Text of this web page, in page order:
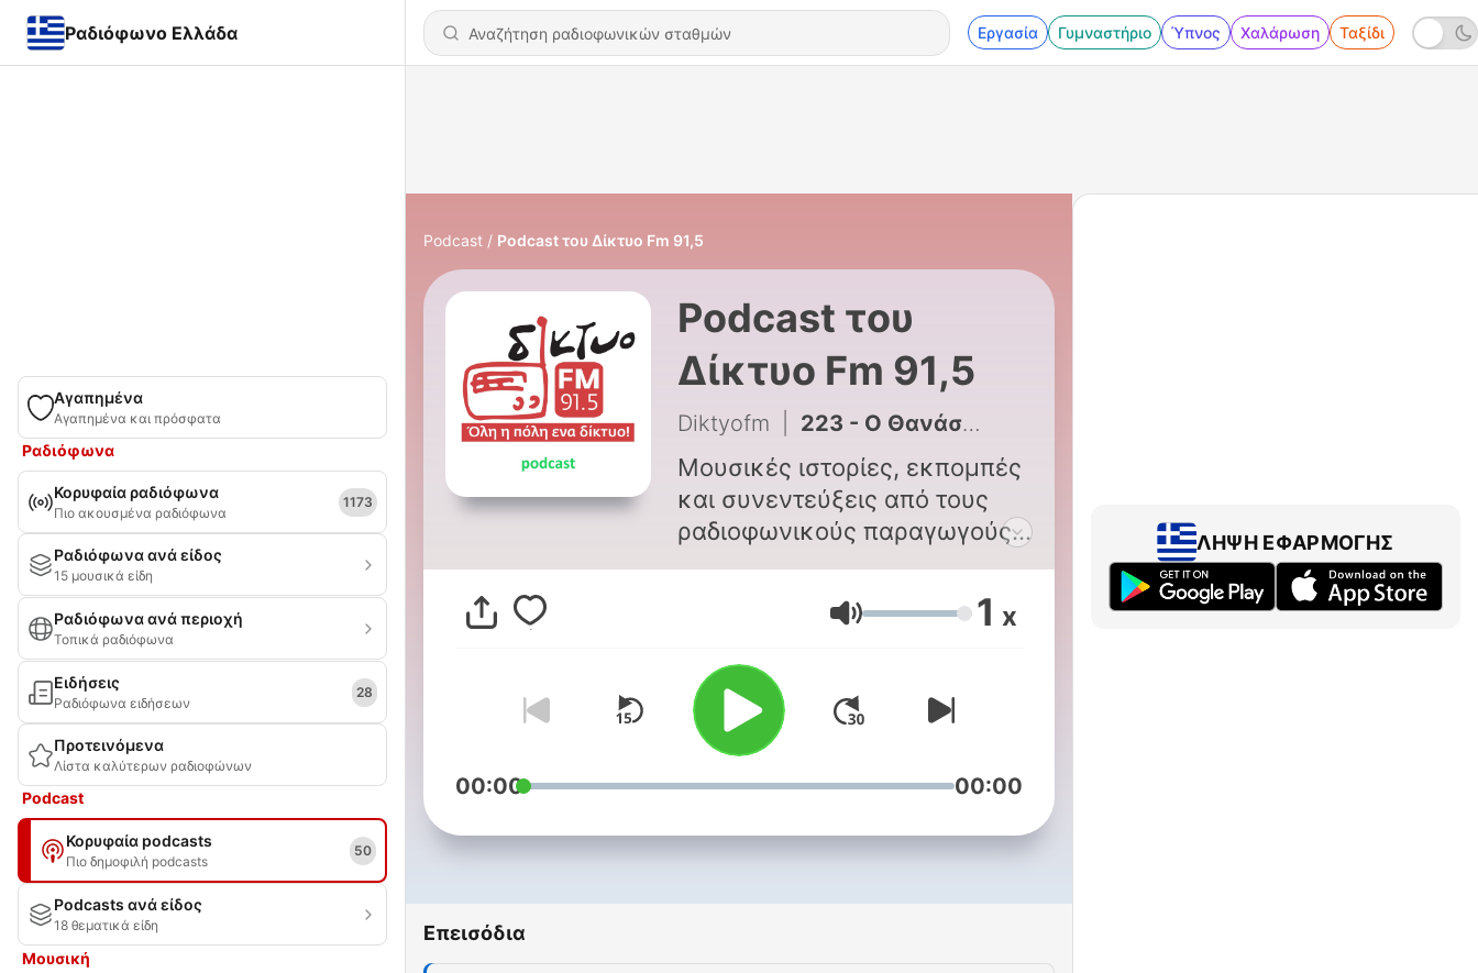
Ραδιόφωνο Ελλάδα Εργασία Γυμναστήριο Ύπνος Χαλάρωση Ταξίδι
Αγαπημένα
Αγαπημένα και πρόσφατα
Ραδιόφωνα
Κορυφαία ραδιόφωνα
Πιο ακουσμένα ραδιόφωνα
1173
Ραδιόφωνα ανά είδος
15 μουσικά είδη
Ραδιόφωνα ανά περιοχή
Τοπικά ραδιόφωνα
Ειδήσεις
Ραδιόφωνα ειδήσεων
28
Προτεινόμενα
Λίστα καλύτερων ραδιοφώνων
Podcast
Κορυφαία podcasts
Πιο δημοφιλή podcasts
50
Podcasts ανά είδος
18 θεματικά είδη
Μουσική
Podcast Podcast του Δίκτυο Fm 91,5
Podcast του
Δίκτυο Fm 91,5
Diktyofm 223 - Ο Θανάσης Κουρλαμπάς στο Δίκτυο Fm 91,5
Μουσικές ιστορίες, εκπομπές
και συνεντεύξεις από τους
ραδιοφωνικούς παραγωγούς
του Δίκτυο Fm 91,5! Το Δίκτυο
Fm 91,5 είναι ελληνικός
Ραδιοφωνικός Σταθμός στα
Χανιά ο οποίος βασίζεται στην
έντεχνη μουσική και στη
σοβαρή άποψη όσον αφορά
στον πολιτισμό, στην
ψυχαγωγία και στις
https://diktyofm.gr/
Ένταση 1 x
00:00 00:00
Επεισόδια
ΛΉΨΗ ΕΦΑΡΜΟΓΉΣ